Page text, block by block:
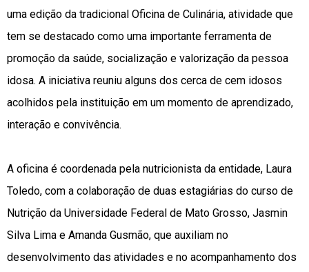
uma edição da tradicional Oficina de Culinária, atividade que
tem se destacado como uma importante ferramenta de
promoção da saúde, socialização e valorização da pessoa
idosa. A iniciativa reuniu alguns dos cerca de cem idosos
acolhidos pela instituição em um momento de aprendizado,
interação e convivência.
A oficina é coordenada pela nutricionista da entidade, Laura
Toledo, com a colaboração de duas estagiárias do curso de
Nutrição da Universidade Federal de Mato Grosso, Jasmin
Silva Lima e Amanda Gusmão, que auxiliam no
desenvolvimento das atividades e no acompanhamento dos